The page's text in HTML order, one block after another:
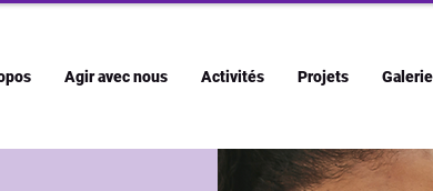
Agir avec nous Activités Projets Galerie